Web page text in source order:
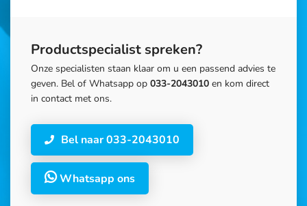
Productspecialist spreken?
Onze specialisten staan klaar om u een passend advies te
geven. Bel of Whatsapp op 033-2043010 en kom direct
in contact met ons.
Bel naar 033-2043010
Whatsapp ons